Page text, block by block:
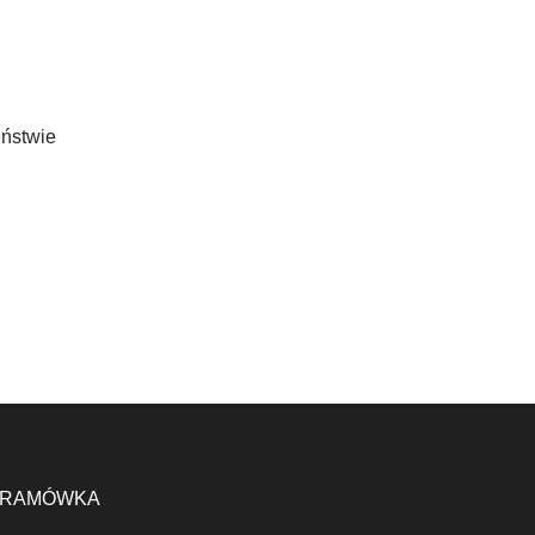
RAMÓWKA